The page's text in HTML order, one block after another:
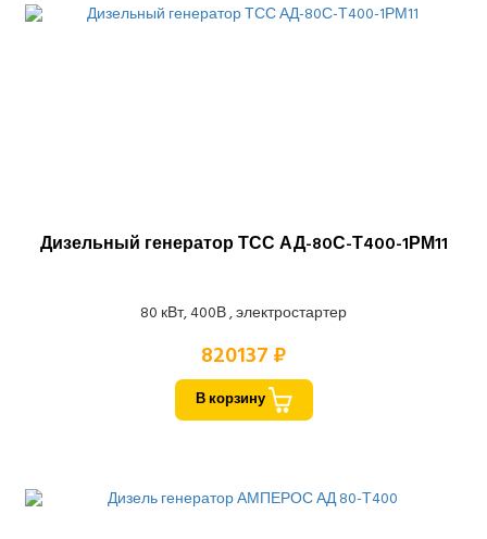
Дизельный генератор ТСС АД-80С-Т400-1РМ11
80 кВт, 400В , электростартер
820137 ₽
В корзину